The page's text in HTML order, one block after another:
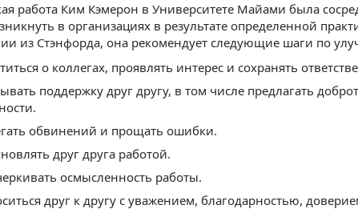
работа Ким Кэмерон в Университете Майами была
в организациях в результате определенной
из Стэнфорда, она рекомендует следующие шаги по
о коллегах, проявлять интерес и сохранять
поддержку друг другу, в том числе предлагать
обвинений и прощать ошибки.
друг друга работой.
осмысленность работы.
друг к другу с уважением, благодарностью,